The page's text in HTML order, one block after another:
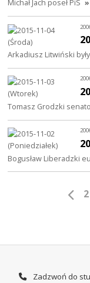
Michał Jach poseł PiS
Arkadiusz Litwiński
Tomasz Grodzki
Bogusław Liberadzki
2
Zadzwoń do